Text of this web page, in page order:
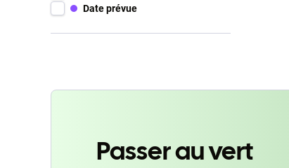
Date prévue
Passer au vert